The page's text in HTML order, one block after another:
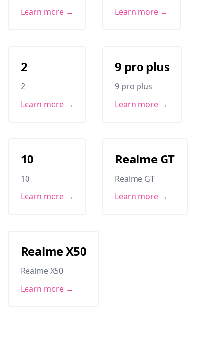
Learn more →
Learn more →
2
2
Learn more →
9 pro plus
9 pro plus
Learn more →
10
10
Learn more →
Realme GT
Realme GT
Learn more →
Realme X50
Realme X50
Learn more →